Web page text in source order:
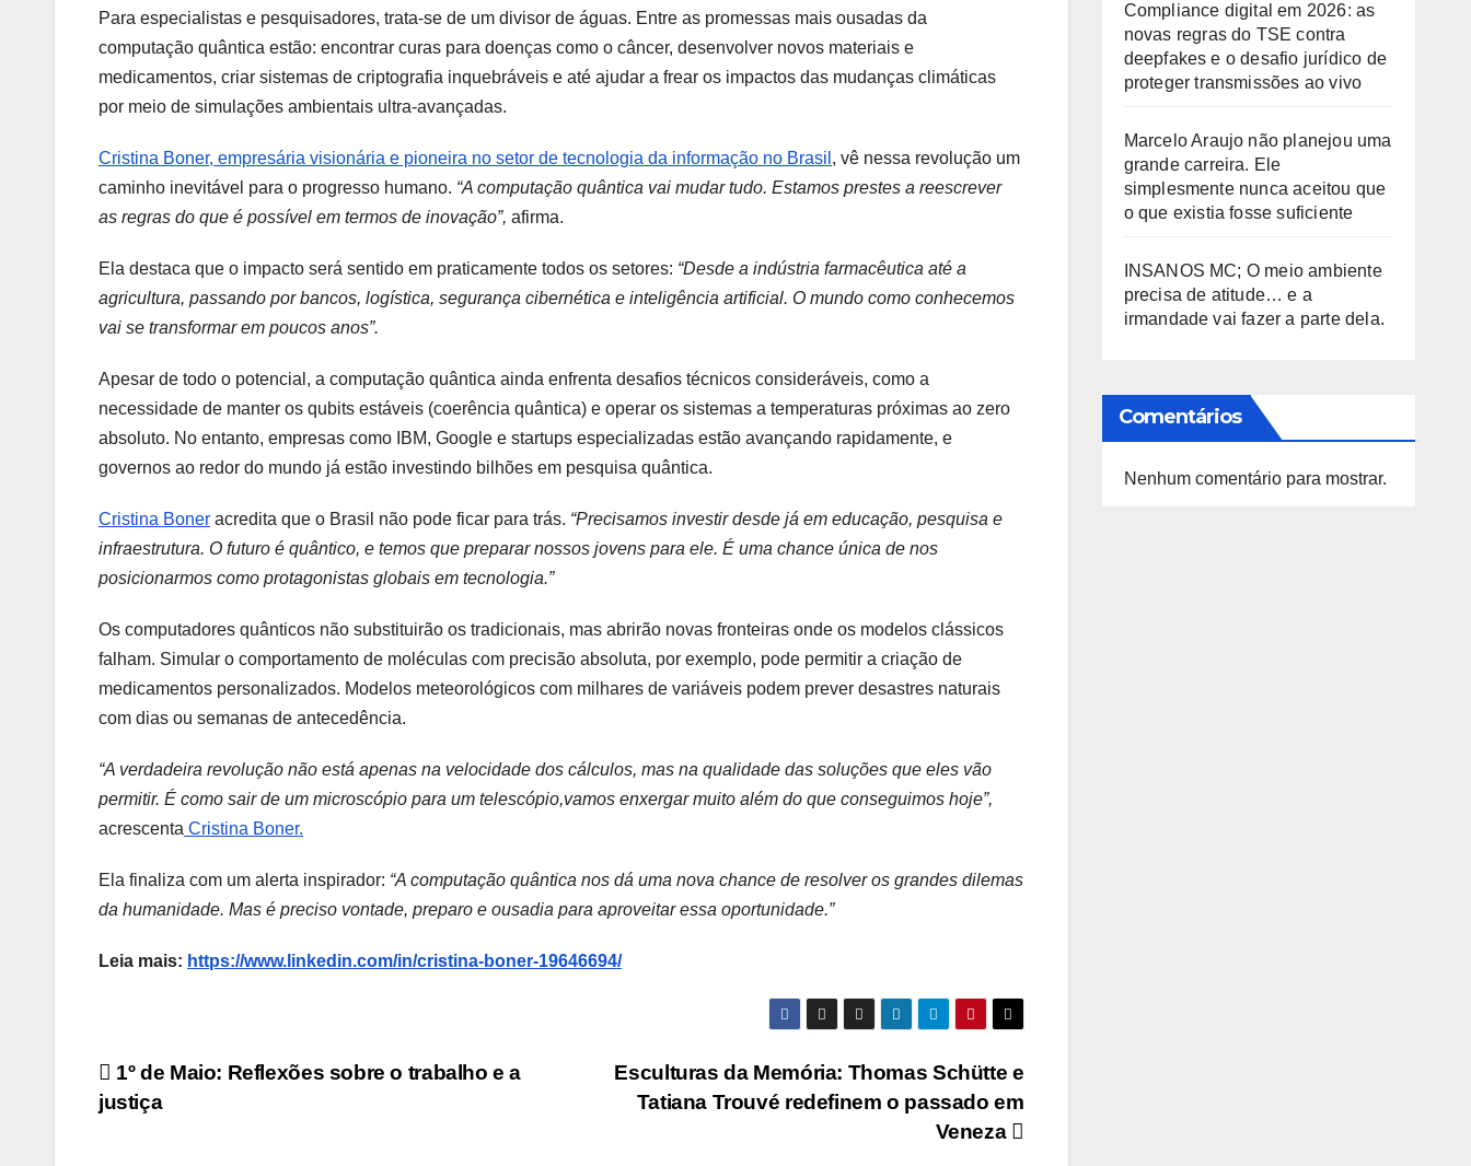
Para especialistas e pesquisadores, trata-se de um divisor de águas. Entre as promessas mais ousadas da
computação quântica estão: encontrar curas para doenças como o câncer, desenvolver novos materiais e
medicamentos, criar sistemas de criptografia inquebráveis e até ajudar a frear os impactos das mudanças climáticas
por meio de simulações ambientais ultra-avançadas.
Cristina Boner, empresária visionária e pioneira no setor de tecnologia da informação no Brasil , vê nessa revolução um
caminho inevitável para o progresso humano. “A computação quântica vai mudar tudo. Estamos prestes a reescrever
as regras do que é possível em termos de inovação”, afirma.
Ela destaca que o impacto será sentido em praticamente todos os setores: “Desde a indústria farmacêutica até a
agricultura, passando por bancos, logística, segurança cibernética e inteligência artificial. O mundo como conhecemos
vai se transformar em poucos anos”.
Apesar de todo o potencial, a computação quântica ainda enfrenta desafios técnicos consideráveis, como a
necessidade de manter os qubits estáveis (coerência quântica) e operar os sistemas a temperaturas próximas ao zero
absoluto. No entanto, empresas como IBM, Google e startups especializadas estão avançando rapidamente, e
governos ao redor do mundo já estão investindo bilhões em pesquisa quântica.
Cristina Boner acredita que o Brasil não pode ficar para trás. “Precisamos investir desde já em educação, pesquisa e
infraestrutura. O futuro é quântico, e temos que preparar nossos jovens para ele. É uma chance única de nos
posicionarmos como protagonistas globais em tecnologia.”
Os computadores quânticos não substituirão os tradicionais, mas abrirão novas fronteiras onde os modelos clássicos
falham. Simular o comportamento de moléculas com precisão absoluta, por exemplo, pode permitir a criação de
medicamentos personalizados. Modelos meteorológicos com milhares de variáveis podem prever desastres naturais
com dias ou semanas de antecedência.
“A verdadeira revolução não está apenas na velocidade dos cálculos, mas na qualidade das soluções que eles vão
permitir. É como sair de um microscópio para um telescópio,vamos enxergar muito além do que conseguimos hoje”,
acrescenta Cristina Boner.
Ela finaliza com um alerta inspirador: “A computação quântica nos dá uma nova chance de resolver os grandes dilemas
da humanidade. Mas é preciso vontade, preparo e ousadia para aproveitar essa oportunidade.”
Leia mais: https://www.linkedin.com/in/cristina-boner-19646694/
Navegação
de
Esculturas da Memória: Thomas Schütte e
Tatiana Trouvé redefinem o passado em
Veneza
1º de Maio: Reflexões sobre o trabalho e a
justiça
Compliance digital em 2026: as
novas regras do TSE contra
deepfakes e o desafio jurídico de
proteger transmissões ao vivo
Marcelo Araujo não planejou uma
grande carreira. Ele
simplesmente nunca aceitou que
o que existia fosse suficiente
INSANOS MC; O meio ambiente
precisa de atitude… e a
irmandade vai fazer a parte dela.
Comentários
Nenhum comentário para mostrar.